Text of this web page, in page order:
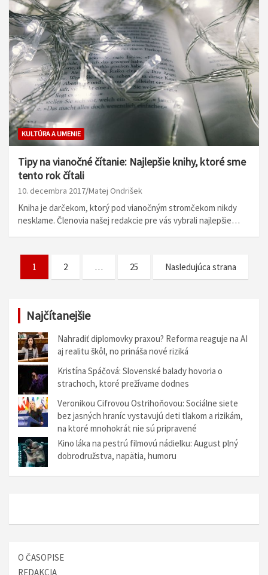
KULTÚRA A UMENIE
Tipy na vianočné čítanie: Najlepšie knihy, ktoré sme
tento rok čítali
10. decembra 2017 Matej Ondrišek
Kniha je darčekom, ktorý pod vianočným stromčekom nikdy
nesklame. Členovia našej redakcie pre vás vybrali najlepšie…
l
1 2 … 25 Nasledujúca strana
Najčítanejšie
Nahradiť diplomovky praxou? Reforma reaguje na AI
aj realitu škôl, no prináša nové riziká
Kristína Spáčová: Slovenské balady hovoria o
strachoch, ktoré prežívame dodnes
Veronikou Cifrovou Ostrihoňovou: Sociálne siete
bez jasných hraníc vystavujú deti tlakom a rizikám,
na ktoré mnohokrát nie sú pripravené
Kino láka na pestrú filmovú nádielku: August plný
dobrodružstva, napätia, humoru
O ČASOPISE
REDAKCIA